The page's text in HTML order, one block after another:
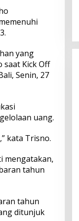
yang
Kick Off
Senin, 27
uang.
kata Trisno.
mengatakan,
tahun
tahun
ditunjuk
Sira
Bali Resmi
Kura